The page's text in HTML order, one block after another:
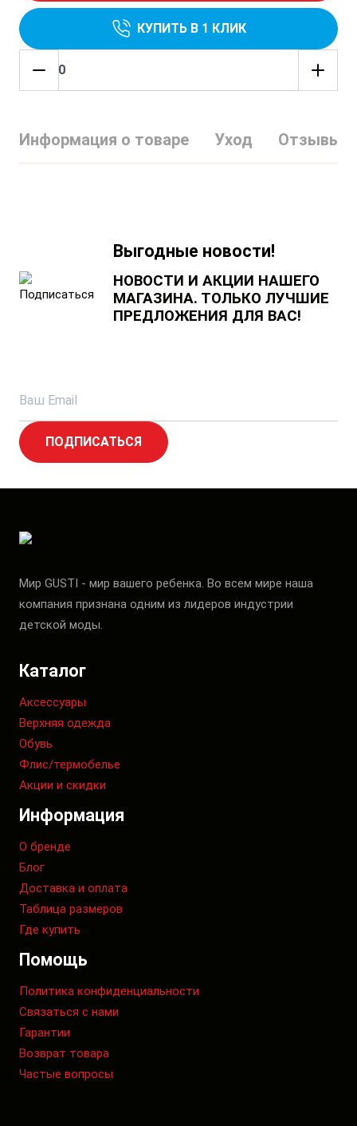
КУПИТЬ В 1 КЛИК
Информация о товаре Уход Отзывы
Выгодные новости!
НОВОСТИ И АКЦИИ НАШЕГО
МАГАЗИНА. ТОЛЬКО ЛУЧШИЕ
ПРЕДЛОЖЕНИЯ ДЛЯ ВАС!
ПОДПИСАТЬСЯ
Мир GUSTI - мир вашего ребенка. Во всем мире наша
компания признана одним из лидеров индустрии
детской моды.
Каталог
Аксессуары
Верхняя одежда
Обувь
Флис/термобелье
Акции и скидки
Информация
О бренде
Блог
Доставка и оплата
Таблица размеров
Где купить
Помощь
Политика конфиденциальности
Связаться с нами
Гарантии
Возврат товара
Частые вопросы